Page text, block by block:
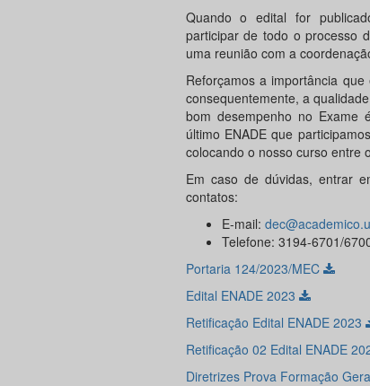
Quando o edital for
participar de todo o processo
uma reunião com a
Reforçamos a importância
consequentemente, a
bom desempenho no Exame
último ENADE que
colocando o nosso curso entre
Em caso de dúvidas, entrar
contatos:
E-mail:
Telefone: 3194-6701/
Portaria 124/2023/MEC
Edital ENADE 2023
Retificação Edital ENADE 2023
Retificação 02 Edital ENADE
Diretrizes Prova Formação